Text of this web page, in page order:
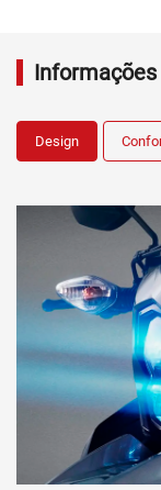
Informações
Design